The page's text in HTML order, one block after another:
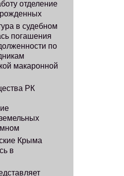
отделение
в судебном
погашения
по
макаронной
РК
Крыма
в